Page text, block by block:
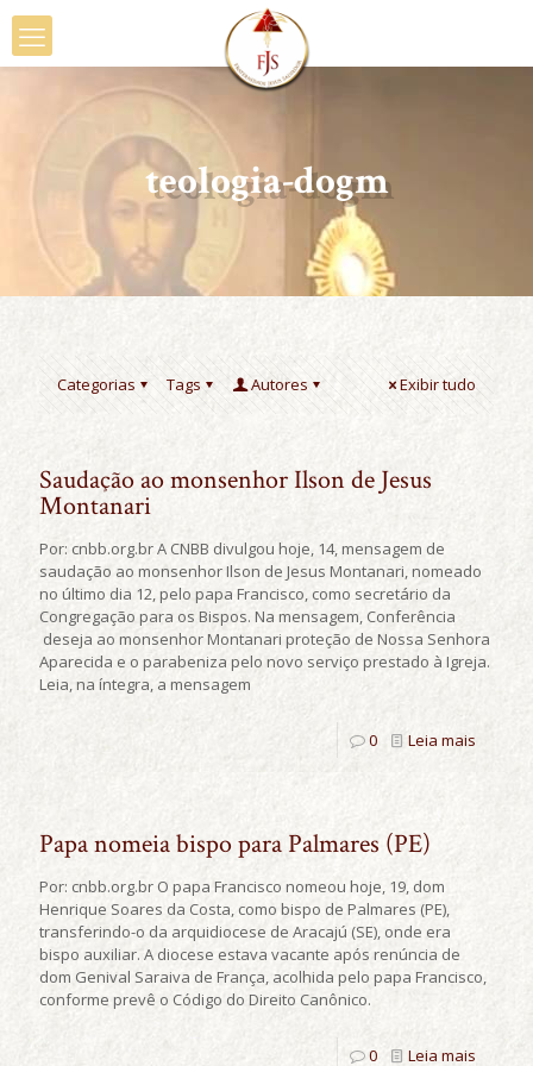
teologia-dogm
Categorias Tags Autores Exibir tudo
Saudação ao monsenhor Ilson de Jesus
Montanari
Por: cnbb.org.br A CNBB divulgou hoje, 14, mensagem de
saudação ao monsenhor Ilson de Jesus Montanari, nomeado
no último dia 12, pelo papa Francisco, como secretário da
Congregação para os Bispos. Na mensagem, Conferência
deseja ao monsenhor Montanari proteção de Nossa Senhora
Aparecida e o parabeniza pelo novo serviço prestado à Igreja.
Leia, na íntegra, a mensagem
0 Leia mais
Papa nomeia bispo para Palmares (PE)
Por: cnbb.org.br O papa Francisco nomeou hoje, 19, dom
Henrique Soares da Costa, como bispo de Palmares (PE),
transferindo-o da arquidiocese de Aracajú (SE), onde era
bispo auxiliar. A diocese estava vacante após renúncia de
dom Genival Saraiva de França, acolhida pelo papa Francisco,
conforme prevê o Código do Direito Canônico.
0 Leia mais